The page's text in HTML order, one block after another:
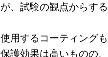
が、試験の観点からす
使用するコーティング
保護効果は高いものの